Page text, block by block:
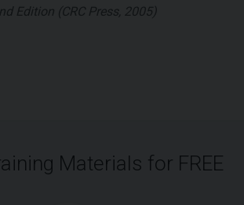
Edition (CRC Press, 2005)
Materials for FREE